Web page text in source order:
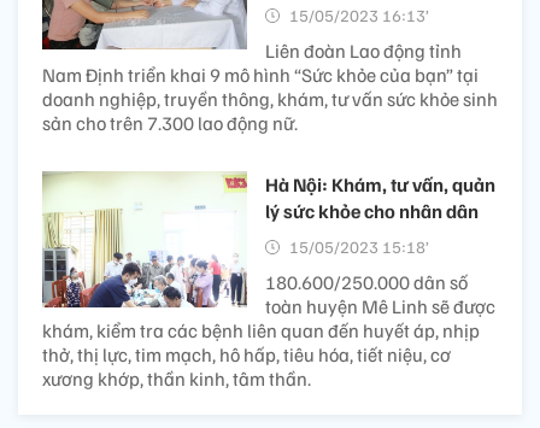
15/05/2023 16:13’
Liên đoàn Lao động tỉnh
Nam Định triển khai 9 mô hình “Sức khỏe của bạn” tại
doanh nghiệp, truyền thông, khám, tư vấn sức khỏe sinh
sản cho trên 7.300 lao động nữ.
Hà Nội: Khám, tư vấn, quản
lý sức khỏe cho nhân dân
15/05/2023 15:18’
180.600/250.000 dân số
toàn huyện Mê Linh sẽ được
khám, kiểm tra các bệnh liên quan đến huyết áp, nhịp
thở, thị lực, tim mạch, hô hấp, tiêu hóa, tiết niệu, cơ
xương khớp, thần kinh, tâm thần.